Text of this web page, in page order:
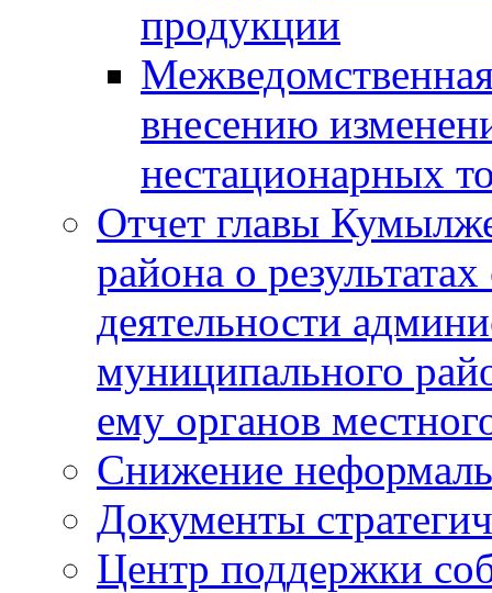
продукции
внесению
нестационарных
Отчет главы
района о
деятельности
муниципального
ему органов
Снижение
Документы
Центр поддержки